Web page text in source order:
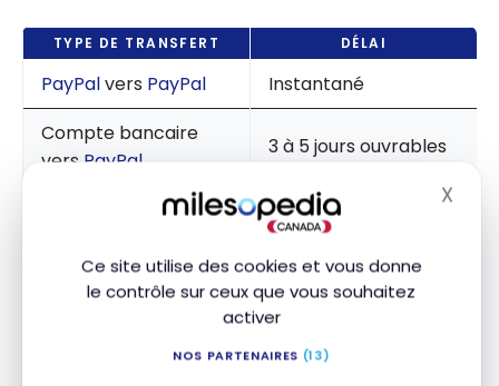
Ce site utilise des cookies et vous donne
le contrôle sur ceux que vous souhaitez
activer
NOS PARTENAIRES (13)
X
TYPE DE TRANSFERT DÉLAI
PayPalvers PayPal
Instantané
Compte bancaire
vers PayPal
3 à 5 jours ouvrables
PayPalvers
1 à 3 jours ouvrables
financière. Toutefois, la plupart des grandes